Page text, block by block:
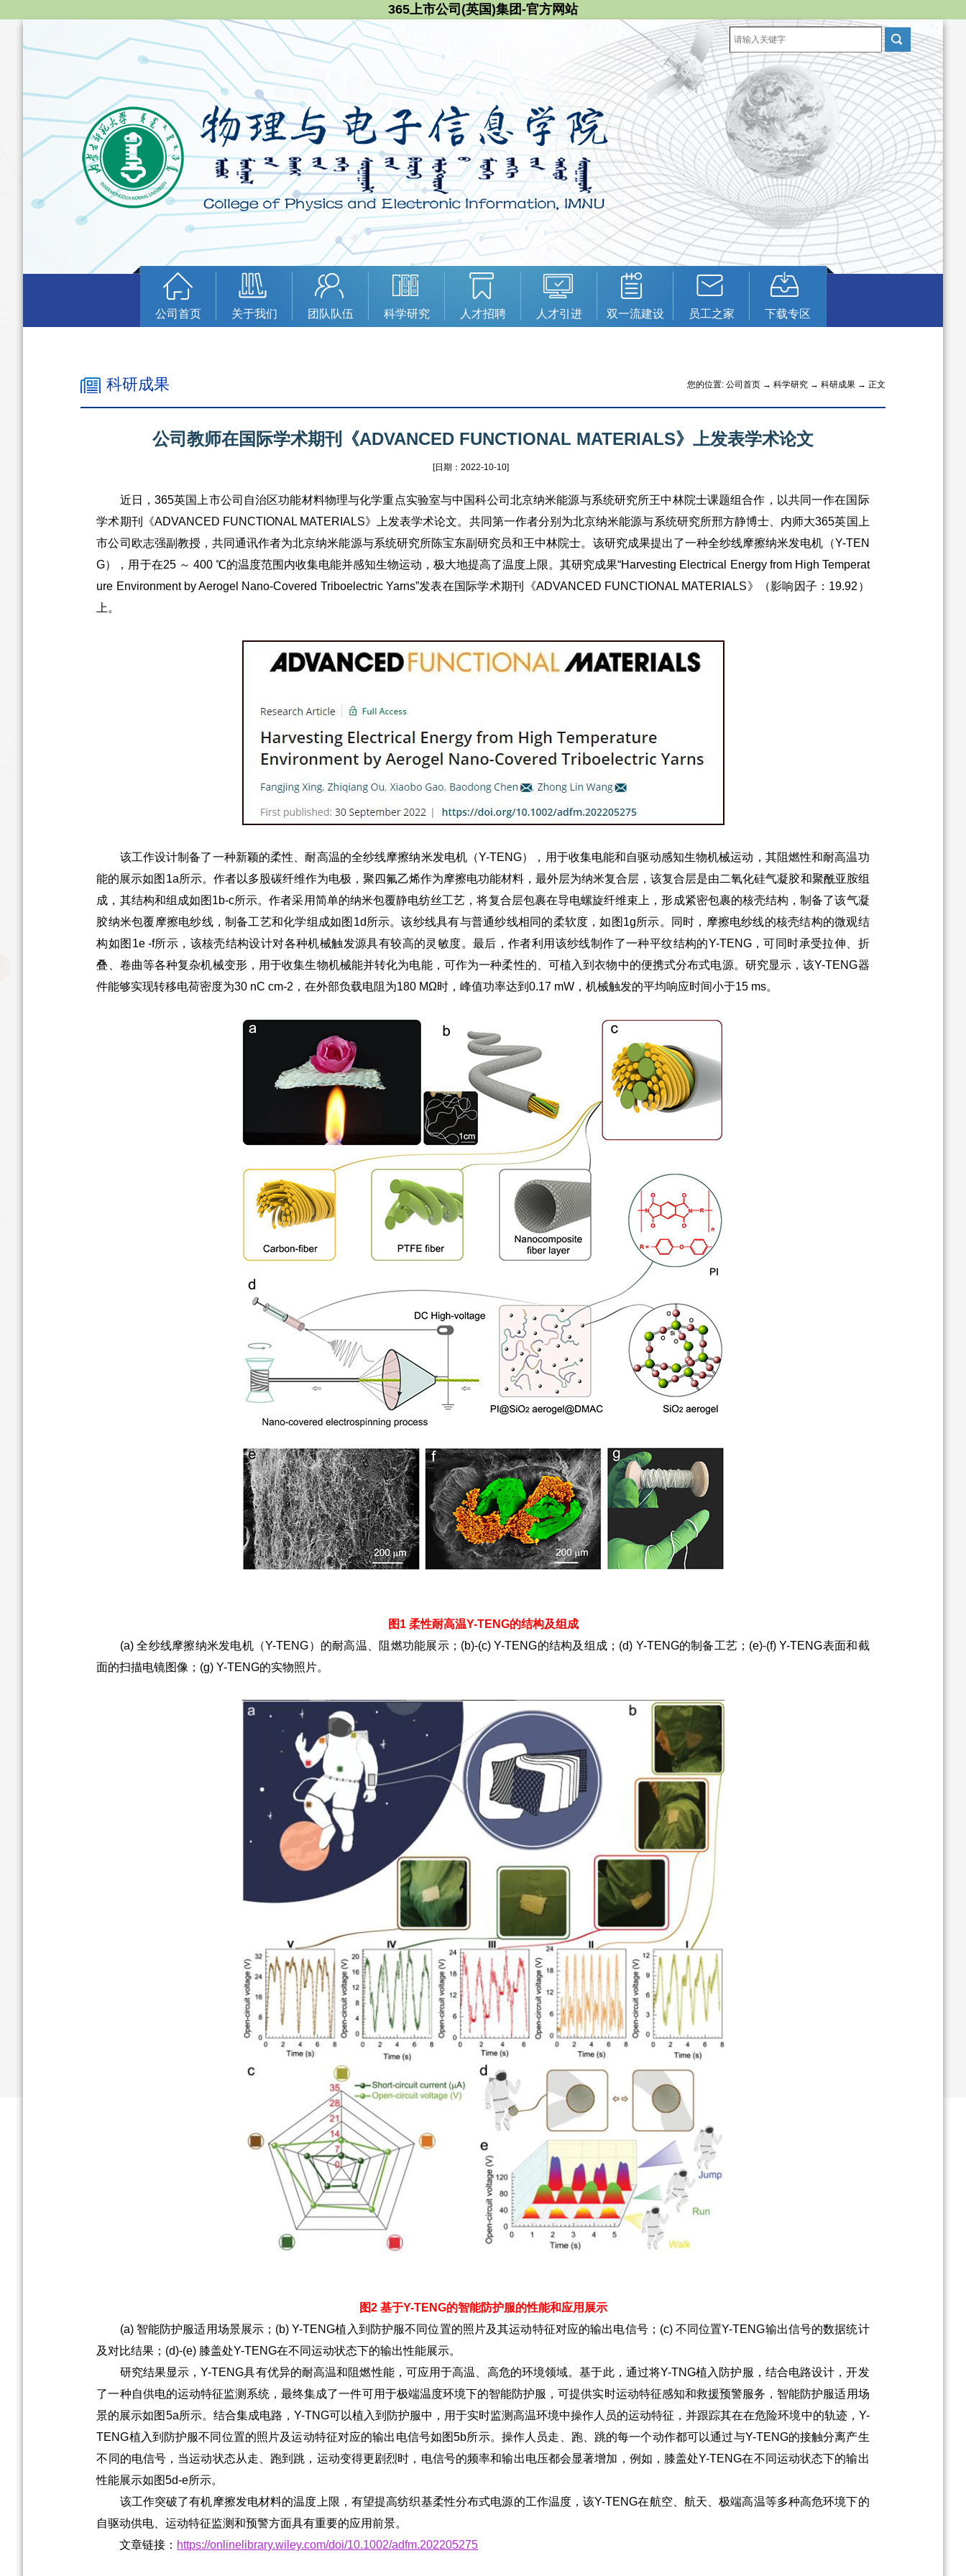
365上市公司(英国)集团-官方网站
公司首页 关于我们 团队队伍 科学研究 人才招聘 人才引进 双一流建设 员工之家 下载专区
您的位置: 公司首页 → 科学研究 → 科研成果 → 正文
科研成果
公司教师在国际学术期刊《ADVANCED FUNCTIONAL MATERIALS》上发表学术论文
[日期：2022-10-10]
近日，365英国上市公司自治区功能材料物理与化学重点实验室与中国科公司北京纳米能源与系统研究所王中林院士课题组合作，以共同一作在国际
学术期刊《ADVANCED FUNCTIONAL MATERIALS》上发表学术论文。 共同第一作者分别为北京纳米能源与系统研究所邢方静博士、内师大365英国上
市公司欧志强副教授，共同通讯作者为北京纳米能源与系统研究所陈宝东副研究员和王中林院士。该研究成果提出了一种全纱线摩擦纳米发电机（Y-TEN
G），用于在25 ～ 400 ℃的温度范围内收集电能并感知生物运动，极大地提高了温度上限。其研究成果“Harvesting Electrical Energy from High Temperat
ure Environment by Aerogel Nano-Covered Triboelectric Yarns”发表在国际学术期刊《ADVANCED FUNCTIONAL MATERIALS》（影响因子：19.92）
上。
该工作设计制备了一种新颖的柔性、耐高温的全纱线摩擦纳米发电机（Y-TENG），用于收集电能和自驱动感知生物机械运动，其阻燃性和耐高温功
能的展示如图1a所示。作者以多股碳纤维作为电极，聚四氟乙烯作为摩擦电功能材料，最外层为纳米复合层，该复合层是由二氧化硅气凝胶和聚酰亚胺组
成，其结构和组成如图1b-c所示。作者采用简单的纳米包覆静电纺丝工艺，将复合层包裹在导电螺旋纤维束上，形成紧密包裹的核壳结构，制备了该气凝
胶纳米包覆摩擦电纱线，制备工艺和化学组成如图1d所示。该纱线具有与普通纱线相同的柔软度，如图1g所示。同时，摩擦电纱线的核壳结构的微观结
构如图1e -f所示，该核壳结构设计对各种机械触发源具有较高的灵敏度。最后，作者利用该纱线制作了一种平纹结构的Y-TENG，可同时承受拉伸、折
叠、卷曲等各种复杂机械变形，用于收集生物机械能并转化为电能，可作为一种柔性的、可植入到衣物中的便携式分布式电源。研究显示，该Y-TENG器
件能够实现转移电荷密度为30 nC cm-2，在外部负载电阻为180 MΩ时，峰值功率达到0.17 mW，机械触发的平均响应时间小于15 ms。
图1 柔性耐高温Y-TENG的结构及组成
(a) 全纱线摩擦纳米发电机（Y-TENG）的耐高温、阻燃功能展示；(b)-(c) Y-TENG的结构及组成；(d) Y-TENG的制备工艺；(e)-(f) Y-TENG表面和截
面的扫描电镜图像；(g) Y-TENG的实物照片。
图2 基于Y-TENG的智能防护服的性能和应用展示
(a) 智能防护服适用场景展示；(b) Y-TENG植入到防护服不同位置的照片及其运动特征对应的输出电信号；(c) 不同位置Y-TENG输出信号的数据统计
及对比结果；(d)-(e) 膝盖处Y-TENG在不同运动状态下的输出性能展示。
研究结果显示，Y-TENG具有优异的耐高温和阻燃性能，可应用于高温、高危的环境领域。基于此，通过将Y-TNG植入防护服，结合电路设计，开发
了一种自供电的运动特征监测系统，最终集成了一件可用于极端温度环境下的智能防护服，可提供实时运动特征感知和救援预警服务，智能防护服适用场
景的展示如图5a所示。结合集成电路，Y-TNG可以植入到防护服中，用于实时监测高温环境中操作人员的运动特征，并跟踪其在在危险环境中的轨迹，Y-
TENG植入到防护服不同位置的照片及运动特征对应的输出电信号如图5b所示。操作人员走、跑、跳的每一个动作都可以通过与Y-TENG的接触分离产生
不同的电信号，当运动状态从走、跑到跳，运动变得更剧烈时，电信号的频率和输出电压都会显著增加，例如，膝盖处Y-TENG在不同运动状态下的输出
性能展示如图5d-e所示。
该工作突破了有机摩擦发电材料的温度上限，有望提高纺织基柔性分布式电源的工作温度，该Y-TENG在航空、航天、极端高温等多种高危环境下的
自驱动供电、运动特征监测和预警方面具有重要的应用前景。
文章链接： https://onlinelibrary.wiley.com/doi/10.1002/adfm.202205275